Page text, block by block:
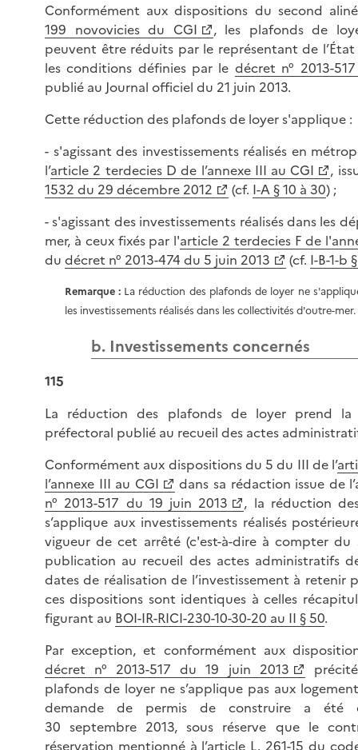
Conformément aux dispositions du second
199 novovicies du CGI
, les plafonds de
peuvent être réduits par le représentant de
les conditions définies par le décret n° 2013-
publié au Journal officiel du 21 juin 2013.
Cette réduction des plafonds de loyer s'applique :
- s'agissant des investissements réalisés en
l’article 2 terdecies D de l’annexe III au CGI
,
1532 du 29 décembre 2012
(cf. I-A § 10 à 30) ;
- s'agissant des investissements réalisés dans les
mer, à ceux fixés par l'article 2 terdecies F de
du décret n° 2013-474 du 5 juin 2013 (cf. I-B-1-b
Remarque : La réduction des plafonds de loyer ne
les investissements réalisés dans les collectivités d'outre-mer.
b. Investissements concernés
115
La réduction des plafonds de loyer prend la
préfectoral publié au recueil des actes
Conformément aux dispositions du 5 du III de l’
l’annexe III au CGI
dans sa rédaction issue de
n° 2013-517 du 19 juin 2013
, la réduction
s’applique aux investissements réalisés
vigueur de cet arrêté (c'est-à-dire à compter du
publication au recueil des actes administratifs
dates de réalisation de l’investissement à retenir
ces dispositions sont identiques à celles
figurant au BOI-IR-RICI-230-10-30-20 au II § 50.
Par exception, et conformément aux
décret n° 2013-517 du 19 juin 2013
plafonds de loyer ne s’applique pas aux
demande de permis de construire a été
30 septembre 2013, sous réserve que le